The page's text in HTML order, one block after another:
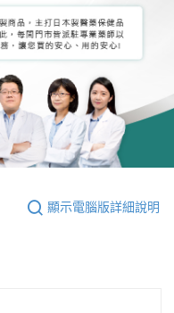
顯示電腦版詳細說明